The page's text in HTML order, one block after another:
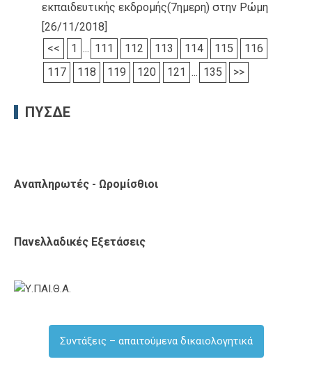
εκπαιδευτικής εκδρομής(7ημερη) στην Ρώμη
[26/11/2018]
<<
1 ... 111 112 113 114 115
116
117
118 119 120 121 ... 135 >>
ΠΥΣΔΕ
Αναπληρωτές - Ωρομίσθιοι
Πανελλαδικές Εξετάσεις
Συντάξεις – απαιτούμενα δικαιολογητικά